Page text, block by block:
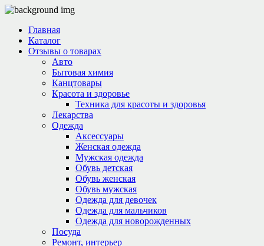
Главная
Каталог
Отзывы о товарах
Авто
Бытовая химия
Канцтовары
Красота и здоровье
Техника для красоты и здоровья
Лекарства
Одежда
Аксессуары
Женская одежда
Мужская одежда
Обувь детская
Обувь женская
Обувь мужская
Одежда для девочек
Одежда для мальчиков
Одежда для новорожденных
Посуда
Ремонт, интерьер